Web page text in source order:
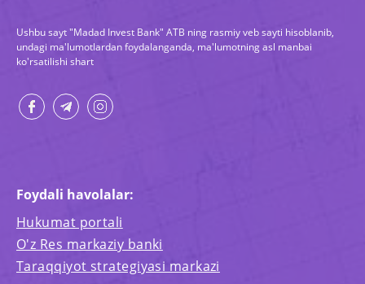
Ushbu sayt "Madad Invest Bank" ATB ning rasmiy veb sayti hisoblanib,
undagi ma'lumotlardan foydalanganda, ma'lumotning asl manbai
ko'rsatilishi shart
Foydali havolalar:
Hukumat portali
O'z Res markaziy banki
Taraqqiyot strategiyasi markazi